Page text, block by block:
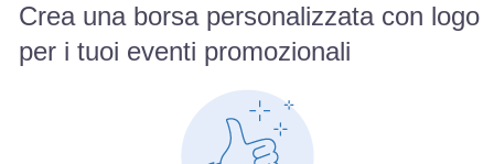
Crea una borsa personalizzata con logo
per i tuoi eventi promozionali